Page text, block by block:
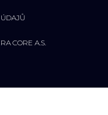
CORE A.S.